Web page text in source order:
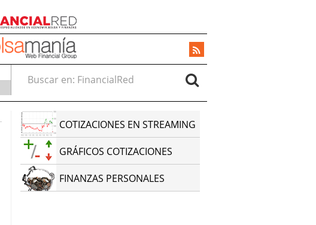
Buscar en:
COTIZACIONES EN STREAMING
GRÁFICOS COTIZACIONES
FINANZAS PERSONALES